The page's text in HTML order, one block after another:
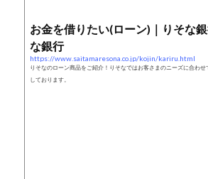
お金を借りたい(ローン)｜りそな
な銀行
https://www.saitamaresona.co.jp/kojin/kariru.html
りそなのローン商品をご紹介！りそなではお客さまのニーズに合わ
しております。